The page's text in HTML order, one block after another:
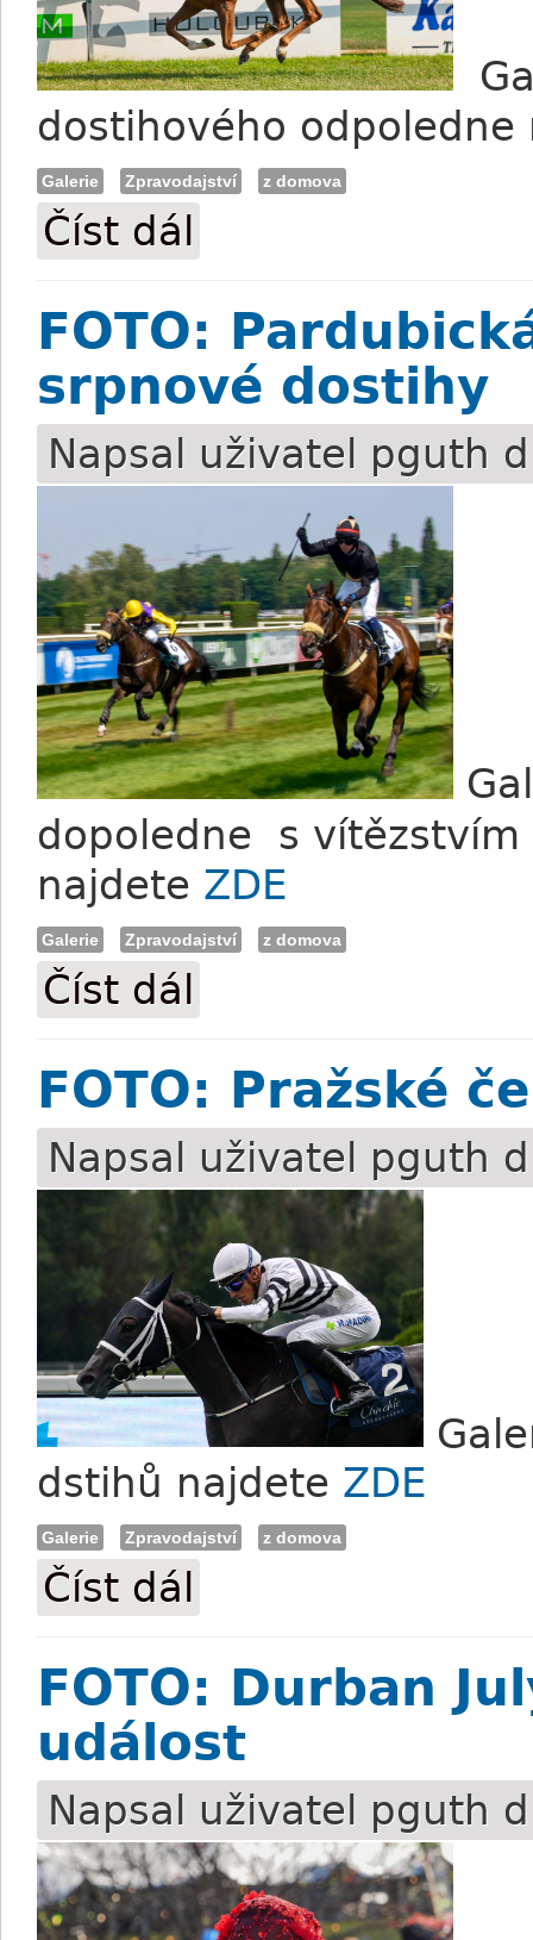
dostihového
Galerie Zpravodajství z domova
Číst dál
FOTO:
srpnové dostihy
Napsal uživatel pguth
dopoledne s vítězstvím
najdete ZDE
Galerie Zpravodajství z domova
Číst dál
FOTO: Pražské
Napsal uživatel pguth
dstihů najdete ZDE
Galerie Zpravodajství z domova
Číst dál
FOTO: Durban
událost
Napsal uživatel pguth